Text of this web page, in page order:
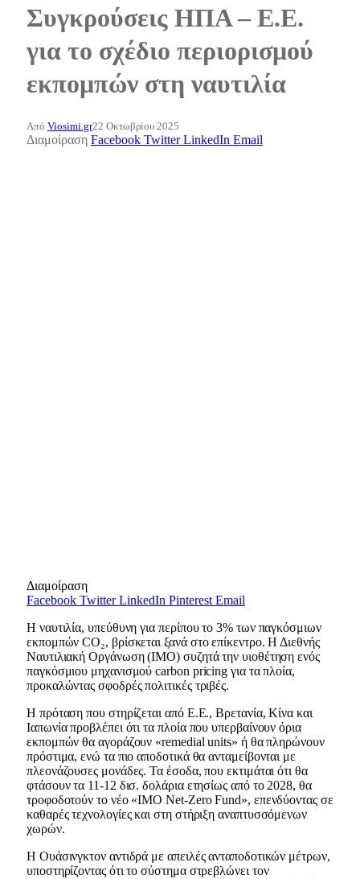
Συγκρούσεις ΗΠΑ – Ε.Ε.
για το σχέδιο περιορισμού
εκπομπών στη ναυτιλία
Από Viosimi.gr22 Οκτωβρίου 2025
Διαμοίραση Facebook Twitter LinkedIn Email
Διαμοίραση
Facebook Twitter LinkedIn Pinterest Email
Η ναυτιλία, υπεύθυνη για περίπου το 3% των παγκόσμιων
εκπομπών CO₂, βρίσκεται ξανά στο επίκεντρο. Η Διεθνής
Ναυτιλιακή Οργάνωση (IMO) συζητά την υιοθέτηση ενός
παγκόσμιου μηχανισμού carbon pricing για τα πλοία,
προκαλώντας σφοδρές πολιτικές τριβές.
Η πρόταση που στηρίζεται από Ε.Ε., Βρετανία, Κίνα και
Ιαπωνία προβλέπει ότι τα πλοία που υπερβαίνουν όρια
εκπομπών θα αγοράζουν «remedial units» ή θα πληρώνουν
πρόστιμα, ενώ τα πιο αποδοτικά θα ανταμείβονται με
πλεονάζουσες μονάδες. Τα έσοδα, που εκτιμάται ότι θα
φτάσουν τα 11-12 δισ. δολάρια ετησίως από το 2028, θα
τροφοδοτούν το νέο «IMO Net-Zero Fund», επενδύοντας σε
καθαρές τεχνολογίες και στη στήριξη αναπτυσσόμενων
χωρών.
Η Ουάσινγκτον αντιδρά με απειλές ανταποδοτικών μέτρων,
υποστηρίζοντας ότι το σύστημα στρεβλώνει τον